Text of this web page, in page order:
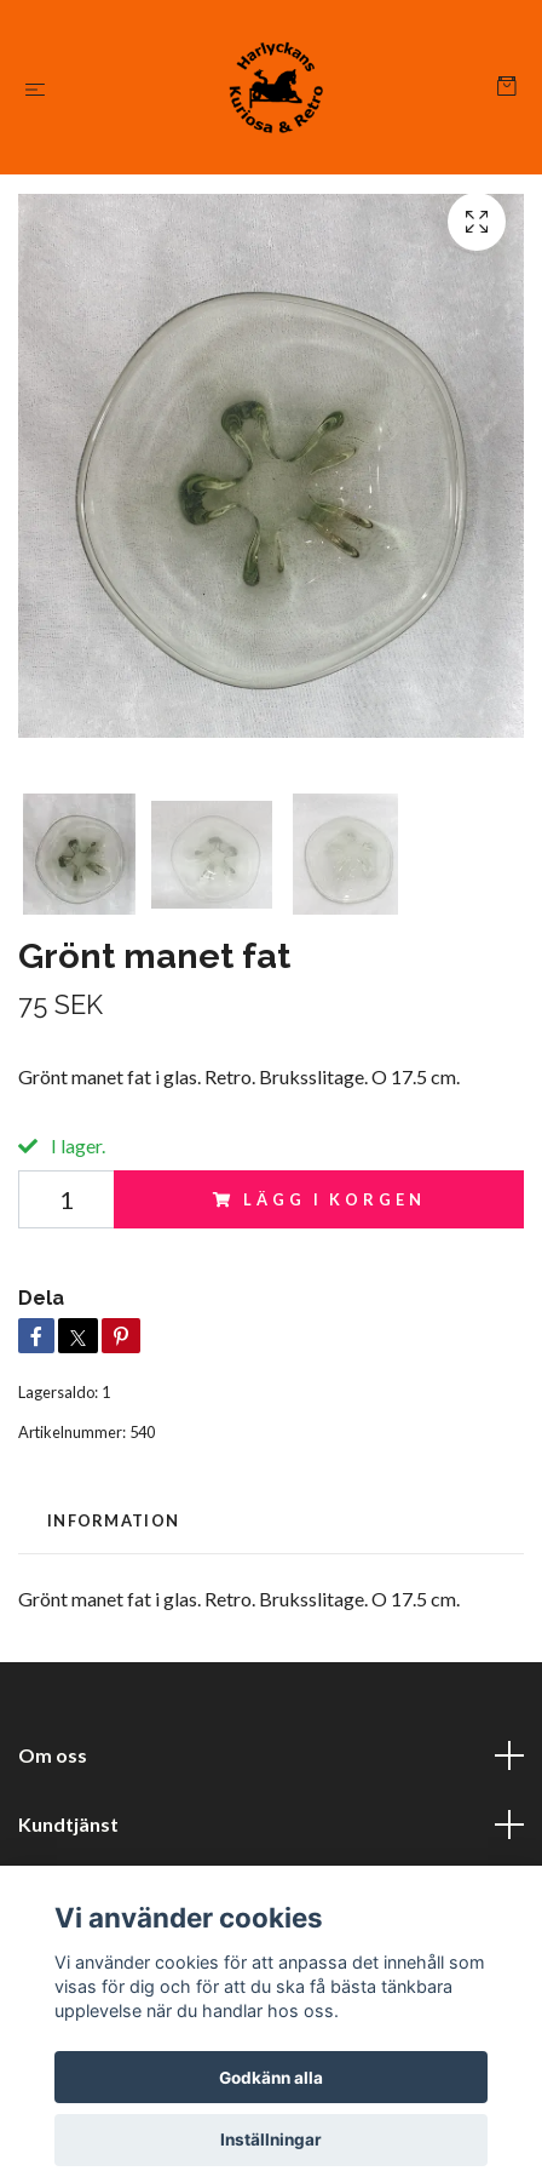
Grönt manet fat
75 SEK
Grönt manet fat i glas. Retro. Bruksslitage. O 17.5 cm.
I lager.
LÄGG I KORGEN
Dela
Lagersaldo: 1
Artikelnummer: 540
INFORMATION
Grönt manet fat i glas. Retro. Bruksslitage. O 17.5 cm.
Om oss
Kundtjänst
Sociala medier
© 2026 Harlyckans kuriosa och retro
Vi använder cookies
Vi använder cookies för att anpassa det innehåll som
visas för dig och för att du ska få bästa tänkbara
upplevelse när du handlar hos oss.
Godkänn alla
Inställningar